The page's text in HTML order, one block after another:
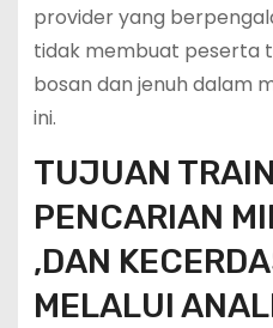
provider yang
tidak membuat peserta
bosan dan jenuh dalam
ini.
TUJUAN
PENCARIAN
,DAN
MELALUI